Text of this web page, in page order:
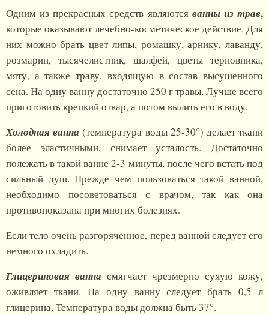
Одним из прекрасных средств являются ванны из трав,
которые оказывают лечебно-косметическое действие. Для
них можно брать цвет липы, ромашку, арнику, лаванду,
розмарин, тысячелистник, шалфей, цветы терновника,
мяту, а также траву, входящую в состав высушенного
сена. На одну ванну достаточно 250 г травы, Лучше всего
приготовить крепкий отвар, а потом вылить его в воду.
Холодная ванна(температура воды 25-30°) делает ткани
более эластичными, снимает усталость. Достаточно
полежать в такой ванне 2-3 минуты, после чего встать под
сильный душ. Прежде чем пользоваться такой ванной,
необходимо посоветоваться с врачом, так как она
противопоказана при многих болезнях.
Если тело очень разгоряченное, перед ванной следует его
немного охладить.
Глицериновая ванна смягчает чрезмерно сухую кожу,
оживляет ткани. На одну ванну следует брать 0,5 л
глицерина. Температура воды должна быть 37°.